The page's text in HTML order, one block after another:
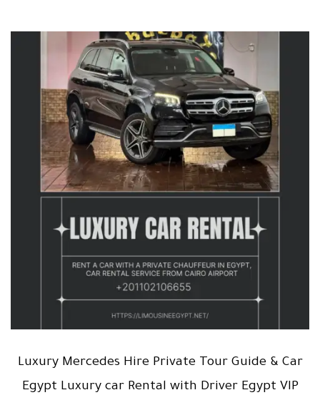
Luxury Mercedes Hire Private Tour Guide & Car
Egypt Luxury car Rental with Driver Egypt VIP